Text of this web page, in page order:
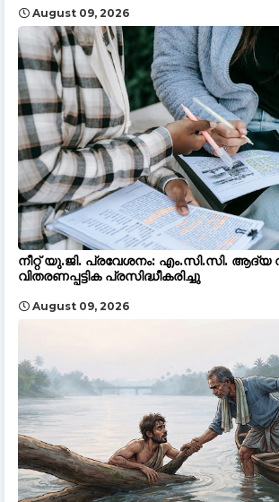
August 09, 2026
നീറ്റ് യു.ജി. പ്രവേശനം: എം.സി.സി. ആദ്യ
വിതരണപ്പട്ടിക പ്രസിദ്ധീകരിച്ചു
August 09, 2026